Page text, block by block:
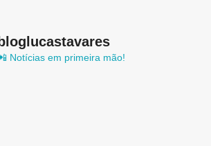
bloglucastavares
Notícias em primeira mão!